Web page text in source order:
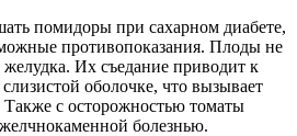
помидоры при сахарном диабете,
противопоказания. Плоды не
Их съедание приводит к
оболочке, что вызывает
с осторожностью томаты
болезнью.